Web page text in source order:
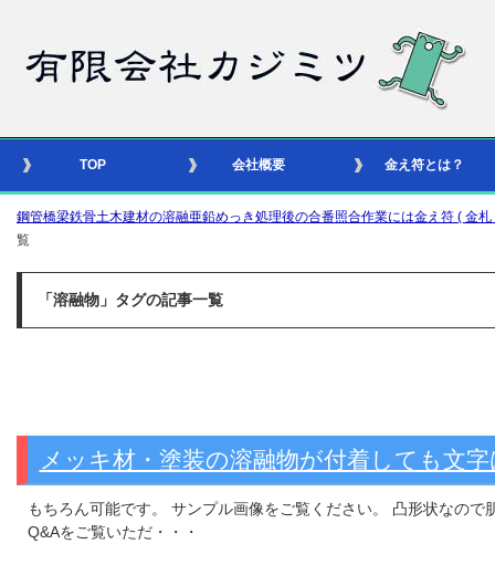
TOP 会社概要 金え符とは？
鋼管橋梁鉄骨土木建材の溶融亜鉛めっき処理後の合番照合作業には金え符 ( 金
覧
「溶融物」タグの記事一覧
メッキ材・塗装の溶融物が付着しても文
もちろん可能です。 サンプル画像をご覧ください。 凸形状なので
Q&Aをご覧いただ・・・